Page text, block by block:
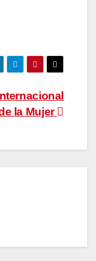
la Mujer